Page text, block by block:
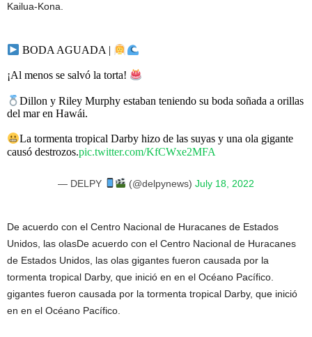
Kailua-Kona.
BODA AGUADA |
¡Al menos se salvó la torta!
Dillon y Riley Murphy estaban teniendo su boda soñada a orillas
del mar en Hawái.
La tormenta tropical Darby hizo de las suyas y una ola gigante
causó destrozos.pic.twitter.com/KfCWxe2MFA
— DELPY (@delpynews)July 18, 2022
De acuerdo con el Centro Nacional de Huracanes de Estados
Unidos, las olasDe acuerdo con el Centro Nacional de Huracanes
de Estados Unidos, las olas gigantes fueron causada por la
tormenta tropical Darby, que inició en en el Océano Pacífico.
gigantes fueron causada por la tormenta tropical Darby, que inició
en en el Océano Pacífico.